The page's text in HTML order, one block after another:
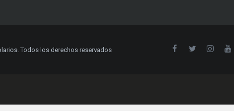
Todos los derechos reservados